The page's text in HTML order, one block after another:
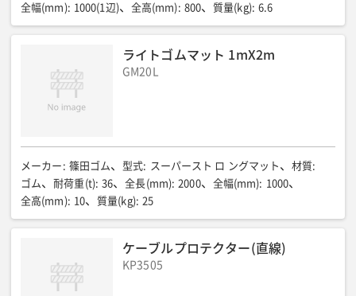
全幅(mm): 1000(1辺) 全高(mm): 800 質量(kg): 6.6
ライトゴムマット 1mX2m
GM20L
メーカー : 篠田ゴム 型式: スーパースト ロ ングマット 材質:
ゴム
耐荷重(t): 36 全長(mm): 2000 全幅(mm): 1000
全高(mm): 10 質量(kg): 25
ケーブルプロテクター(直線)
KP3505